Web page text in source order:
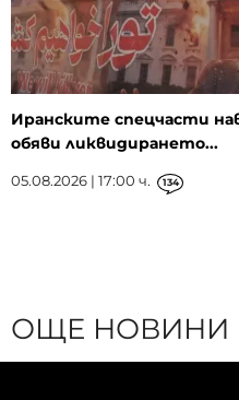
Иранските спецчасти
обяви ликвидирането...
05.08.2026 | 17:00 ч. 134
ОЩЕ НОВИНИ